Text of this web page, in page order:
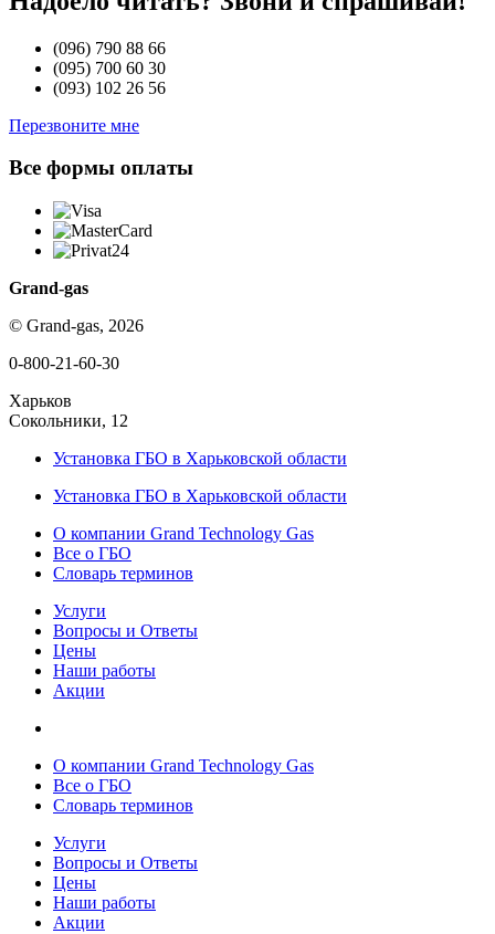
(096) 790 88 66
(095) 700 60 30
(093) 102 26 56
Перезвоните мне
Все формы оплаты
Grand-gas
© Grand-gas, 2026
0-800-21-60-30
Харьков
Сокольники, 12
Установка ГБО в Харьковской области
Установка ГБО в Харьковской области
О компании Grand Technology Gas
Все о ГБО
Словарь терминов
Услуги
Вопросы и Ответы
Цены
Наши работы
Акции
О компании Grand Technology Gas
Все о ГБО
Словарь терминов
Услуги
Вопросы и Ответы
Цены
Наши работы
Акции